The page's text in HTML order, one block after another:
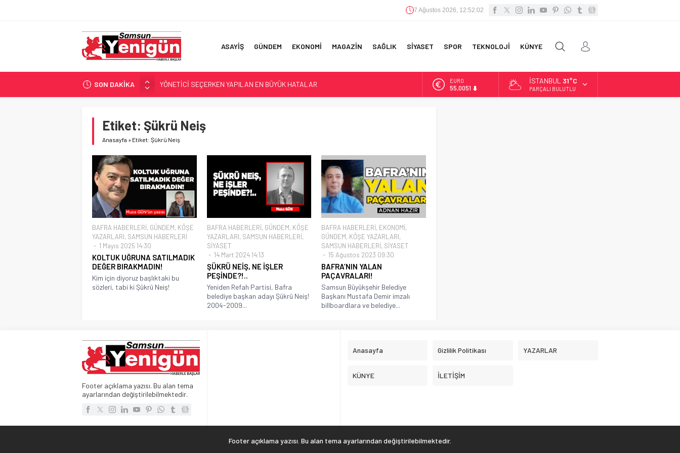
7 Ağustos 2026, 12:52:02
ASAYİŞ GÜNDEM EKONOMİ MAGAZİN SAĞLIK SİYASET SPOR TEKNOLOJİ KÜNYE
SON DAKİKA
YÖNETİCİ SEÇERKEN YAPILAN EN BÜYÜK HATALAR
GERİ SAYIM BAŞLADI
‘BAFRA’YA YATIRIM YAPIN!’
İŞTE FINDIK FİYATI!
EURO
55,0051
İSTANBUL 31°C
PARÇALI BULUTLU
Etiket: Şükrü Neiş
Anasayfa » Etiket: Şükrü Neiş
BAFRA HABERLERİ, GÜNDEM, KÖŞE
YAZARLARI, SAMSUN HABERLERİ
1 Mayıs 2025 14:30
KOLTUK UĞRUNA SATILMADIK
DEĞER BIRAKMADIN!
Kim için diyoruz başlıktaki bu
sözleri, tabi ki Şükrü Neiş!
BAFRA HABERLERİ, GÜNDEM, KÖŞE
YAZARLARI, SAMSUN HABERLERİ,
SİYASET
14 Mart 2024 14:13
ŞÜKRÜ NEİŞ, NE İŞLER
PEŞİNDE?!..
Yeniden Refah Partisi, Bafra
belediye başkan adayı Şükrü Neiş!
2004-2009...
BAFRA HABERLERİ, EKONOMİ,
GÜNDEM, KÖŞE YAZARLARI,
SAMSUN HABERLERİ, SİYASET
15 Ağustos 2023 09:30
BAFRA’NIN YALAN
PAÇAVRALARI!
Samsun Büyükşehir Belediye
Başkanı Mustafa Demir imzalı
billboardlara ve belediye...
Footer açıklama yazısı. Bu alan tema
ayarlarından değiştirilebilmektedir.
Anasayfa Gizlilik Politikası YAZARLAR
KÜNYE İLETİŞİM
Footer açıklama yazısı. Bu alan tema ayarlarından değiştirilebilmektedir.